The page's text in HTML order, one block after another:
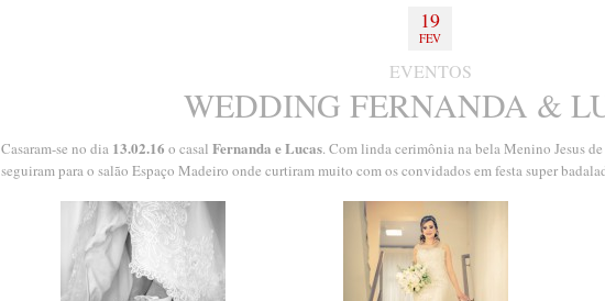
19
FEV
EVENTOS
WEDDING FERNANDA &
Casaram-se no dia 13.02.16 o casal Fernanda e Lucas. Com linda cerimônia na bela Menino Jesus
seguiram para o salão Espaço Madeiro onde curtiram muito com os convidados em festa super